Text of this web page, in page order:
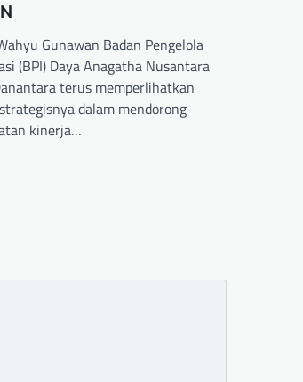
Gunawan Badan Pengelola
(BPI) Daya Anagatha Nusantara
terus memperlihatkan
dalam mendorong
kinerja…